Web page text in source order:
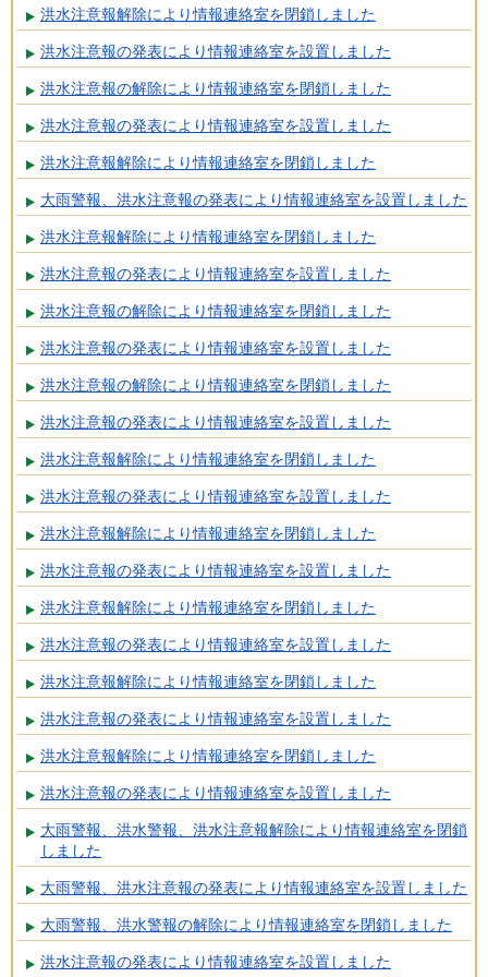
洪水注意報解除により情報連絡室を閉鎖しました
洪水注意報の発表により情報連絡室を設置しました
洪水注意報の解除により情報連絡室を閉鎖しました
洪水注意報の発表により情報連絡室を設置しました
洪水注意報解除により情報連絡室を閉鎖しました
大雨警報、洪水注意報の発表により情報連絡室を設置しました
洪水注意報解除により情報連絡室を閉鎖しました
洪水注意報の発表により情報連絡室を設置しました
洪水注意報の解除により情報連絡室を閉鎖しました
洪水注意報の発表により情報連絡室を設置しました
洪水注意報の解除により情報連絡室を閉鎖しました
洪水注意報の発表により情報連絡室を設置しました
洪水注意報解除により情報連絡室を閉鎖しました
洪水注意報の発表により情報連絡室を設置しました
洪水注意報解除により情報連絡室を閉鎖しました
洪水注意報の発表により情報連絡室を設置しました
洪水注意報解除により情報連絡室を閉鎖しました
洪水注意報の発表により情報連絡室を設置しました
洪水注意報解除により情報連絡室を閉鎖しました
洪水注意報の発表により情報連絡室を設置しました
洪水注意報解除により情報連絡室を閉鎖しました
洪水注意報の発表により情報連絡室を設置しました
大雨警報、洪水警報、洪水注意報解除により情報連絡室を閉鎖
しました
大雨警報、洪水注意報の発表により情報連絡室を設置しました
大雨警報、洪水警報の解除により情報連絡室を閉鎖しました
洪水注意報の発表により情報連絡室を設置しました